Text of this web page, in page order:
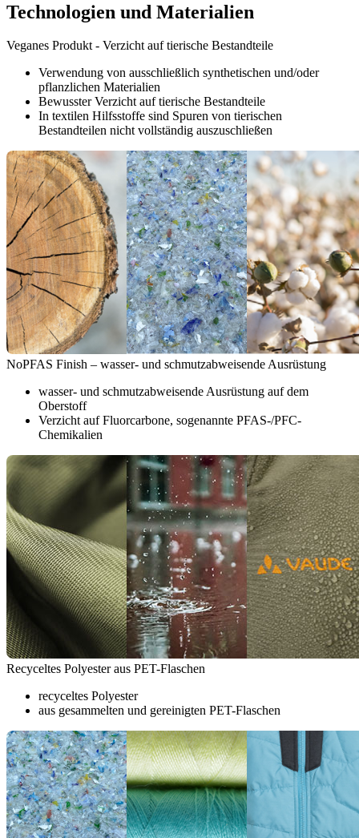
Technologien und Materialien
Veganes Produkt - Verzicht auf tierische Bestandteile
Verwendung von ausschließlich synthetischen und/oder
pflanzlichen Materialien
Bewusster Verzicht auf tierische Bestandteile
In textilen Hilfsstoffe sind Spuren von tierischen
Bestandteilen nicht vollständig auszuschließen
NoPFAS Finish – wasser- und schmutzabweisende Ausrüstung
wasser- und schmutzabweisende Ausrüstung auf dem
Oberstoff
Verzicht auf Fluorcarbone, sogenannte PFAS-/PFC-
Chemikalien
Recyceltes Polyester aus PET-Flaschen
recyceltes Polyester
aus gesammelten und gereinigten PET-Flaschen